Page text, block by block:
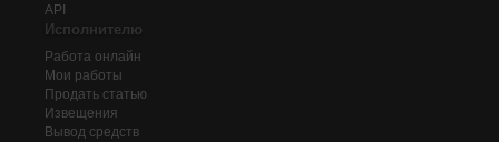
API
Исполнителю
Работа онлайн
Мои работы
Продать статью
Извещения
Вывод средств